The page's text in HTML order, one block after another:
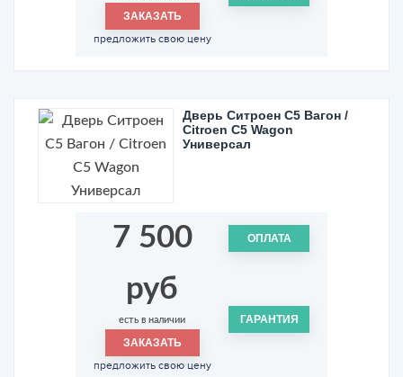
ЗАКАЗАТЬ
предложить свою цену
Дверь Ситроен С5 Вагон /
Citroen C5 Wagon
Универсал
7 500
руб
есть в наличии
ЗАКАЗАТЬ
предложить свою цену
ОПЛАТА
ГАРАНТИЯ